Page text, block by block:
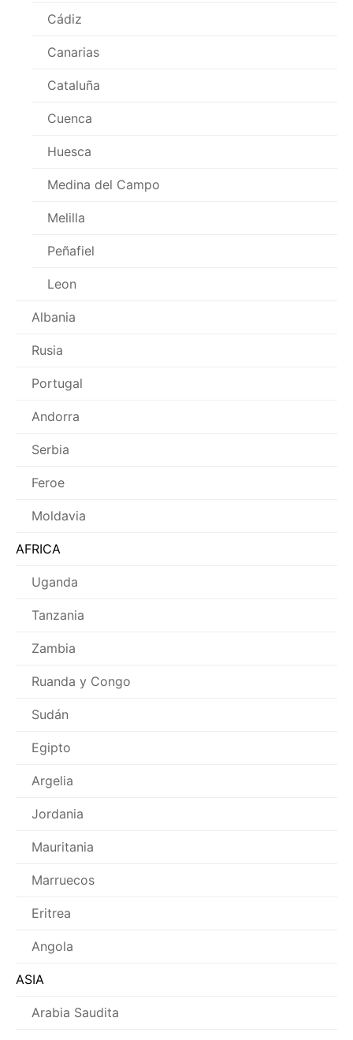
Cádiz
Canarias
Cataluña
Cuenca
Huesca
Medina del Campo
Melilla
Peñafiel
Leon
Albania
Rusia
Portugal
Andorra
Serbia
Feroe
Moldavia
AFRICA
Uganda
Tanzania
Zambia
Ruanda y Congo
Sudán
Egipto
Argelia
Jordania
Mauritania
Marruecos
Eritrea
Angola
ASIA
Arabia Saudita